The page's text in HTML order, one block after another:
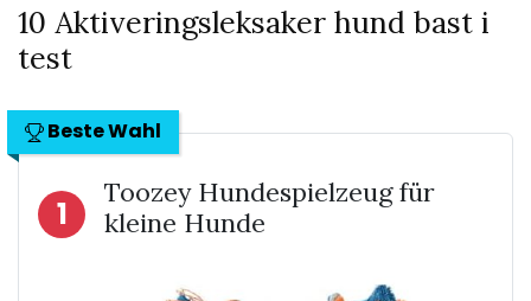
10 Aktiveringsleksaker hund bast i
test
Beste Wahl
1
Toozey Hundespielzeug für
kleine Hunde